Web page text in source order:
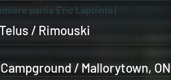
partie Éric Lapointe)
/ Rimouski
/ Mallorytown, ON